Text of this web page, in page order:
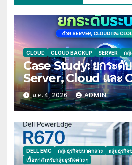
CLOUD CLOUD BACKUP SERVER กลุ่
Case Study: ยกระดั
Server, Cloud และ
Backup
ส.ค. 4, 2026 ADMIN
DELL EMC กลุ่มธุรกิจขนาดกลาง
กลุ่มธุรกิจ
เนื้อหาสำหรับกลุ่มธุรกิจต่าง ๆ